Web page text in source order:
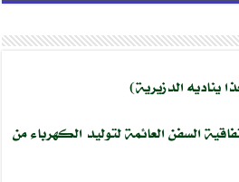
يناديه الدزيرية)
السفن العائمة لتوليد الكهرباء من